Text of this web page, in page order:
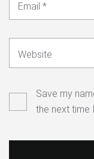
Email *
Website
Save my
the next time